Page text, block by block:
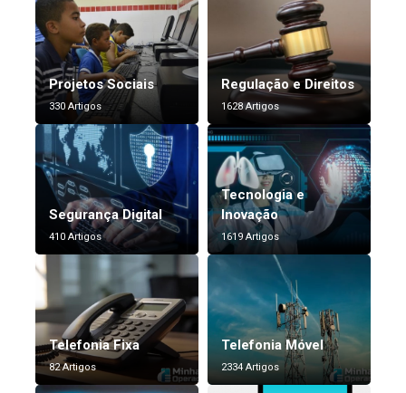
Projetos Sociais
330 Artigos
Regulação e Direitos
1628 Artigos
Segurança Digital
410 Artigos
Tecnologia e
Inovação
1619 Artigos
Telefonia Fixa
82 Artigos
Telefonia Móvel
2334 Artigos